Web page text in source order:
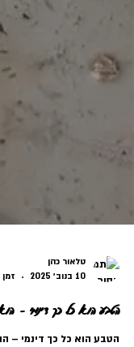
10 בנוב׳ 2025
זמן